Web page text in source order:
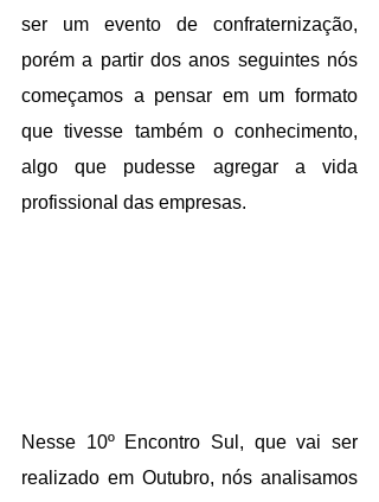
ser um evento de confraternização,
porém a partir dos anos seguintes nós
começamos a pensar em um formato
que tivesse também o conhecimento,
algo que pudesse agregar a vida
profissional das empresas.
Nesse 10º Encontro Sul, que vai ser
realizado em Outubro, nós analisamos